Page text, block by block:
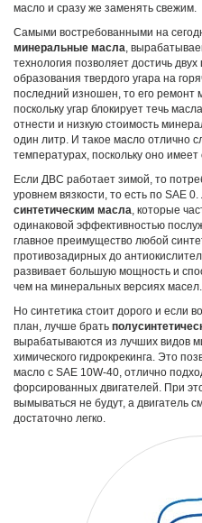
масло и сразу же заменять свежим.
Самыми востребованными на
минеральные масла ,
технология позволяет достичь
образования твердого угара на
последний изношен, то его ремонт
поскольку угар блокирует течь
отнести и низкую стоимость
один литр. И такое масло отлично
температурах, поскольку оно имеет
Если ДВС работает зимой, то
уровнем вязкости, то есть по SAE
синтетическим масла , которые
одинаковой эффективностью
главное преимущество любой
противозадирных до
развивает большую мощность и
чем на минеральных версиях масел.
Но синтетика стоит дорого и если
план, лучше брать
вырабатываются из лучших видов
химического гидрокрекинга. Это
масло с SAE 10W-40, отлично
форсированных двигателей. При
вымываться не будут, а двигатель
достаточно легко.